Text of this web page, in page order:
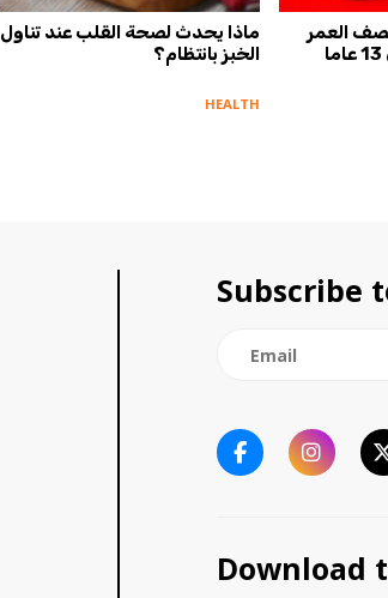
ماذا يحدث لصحة القلب عند تناول
الخبز بانتظام؟
HEALTH
العمر
Subscribe
Download